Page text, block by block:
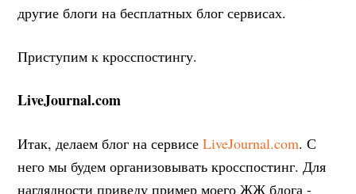
другие блоги на бесплатных блог сервисах.
Приступим к кросспостингу.
LiveJournal.com
Итак, делаем блог на сервисеLiveJournal.com. С
него мы будем организовывать кросспостинг. Для
наглядности приведу пример моего ЖЖ блога -